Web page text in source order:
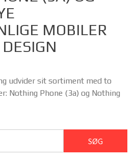
MOBILER
udvider sit sortiment med to
Nothing Phone (3a) og Nothing